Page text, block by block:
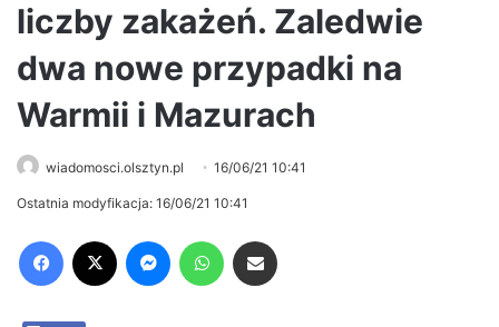
liczby zakażeń. Zaledwie
dwa nowe przypadki na
Warmii i Mazurach
wiadomosci.olsztyn.pl 16/06/21 10:41
Ostatnia modyfikacja: 16/06/21 10:41